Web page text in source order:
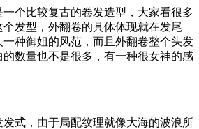
个比较复古的卷发造型，大家看很多
发型，外翻卷的具体体现就在发尾
种御姐的风范，而且外翻卷整个头发
数量也不是很多，有一种很女神的感
式，由于局配纹理就像大海的波浪所